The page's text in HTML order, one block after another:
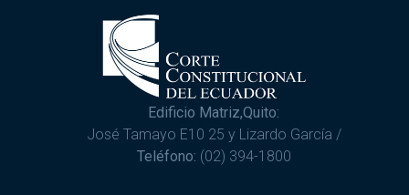
Edificio Matriz,Quito:
José Tamayo E10 25 y Lizardo García /
Teléfono: (02) 394-1800